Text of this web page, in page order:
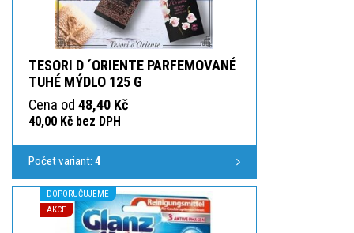
TESORI D ´ORIENTE PARFEMOVANÉ
TUHÉ MÝDLO 125 G
Cena od 48,40 Kč
40,00 Kč bez DPH
Počet variant: 4
DOPORUČUJEME
AKCE